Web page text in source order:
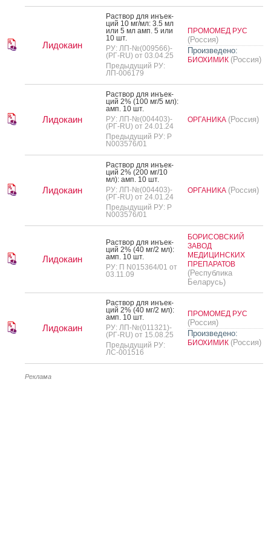
Лидокаин
Рас­твор для инъ­ек­
ций 10 мг/мл: 3.5 мл
или 5 мл амп. 5 или
10 шт.
РУ: ЛП-№(009566)-
(РГ-RU) от 03.04.25
Предыдущий РУ:
ЛП-006179
ПРОМОМЕД РУС
(Россия)
Произведено:
БИОХИМИК (Россия)
Лидокаин
Рас­твор для инъ­ек­
ций 2% (100 мг/5 мл):
амп. 10 шт.
РУ: ЛП-№(004403)-
(РГ-RU) от 24.01.24
Предыдущий РУ: Р
N003576/01
ОРГАНИКА (Россия)
Лидокаин
Рас­твор для инъ­ек­
ций 2% (200 мг/10
мл): амп. 10 шт.
РУ: ЛП-№(004403)-
(РГ-RU) от 24.01.24
Предыдущий РУ: Р
N003576/01
ОРГАНИКА (Россия)
Лидокаин
Рас­твор для инъ­ек­
ций 2% (40 мг/2 мл):
амп. 10 шт.
РУ: П N015364/01 от
03.11.09
БОРИСОВСКИЙ
ЗАВОД
МЕДИЦИНСКИХ
ПРЕПАРАТОВ
(Республика
Беларусь)
Лидокаин
Рас­твор для инъ­ек­
ций 2% (40 мг/2 мл):
амп. 10 шт.
РУ: ЛП-№(011321)-
(РГ-RU) от 15.08.25
Предыдущий РУ:
ЛС-001516
ПРОМОМЕД РУС
(Россия)
Произведено:
БИОХИМИК (Россия)
Реклама